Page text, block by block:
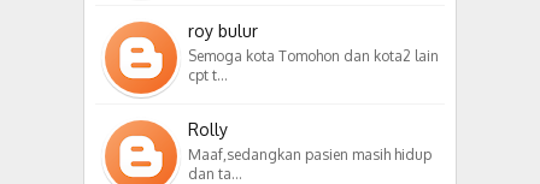
roy bulur
Semoga kota Tomohon dan kota2 lain
cpt t…
Rolly
Maaf,sedangkan pasien masih hidup
dan ta…